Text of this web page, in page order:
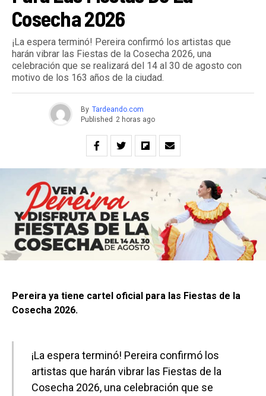
Cosecha 2026
¡La espera terminó! Pereira confirmó los artistas que
harán vibrar las Fiestas de la Cosecha 2026, una
celebración que se realizará del 14 al 30 de agosto con
motivo de los 163 años de la ciudad.
By Tardeando.com
Published 2 horas ago
Pereira ya tiene cartel oficial para las Fiestas de la
Cosecha 2026.
¡La espera terminó! Pereira confirmó los
artistas que harán vibrar las Fiestas de la
Cosecha 2026, una celebración que se